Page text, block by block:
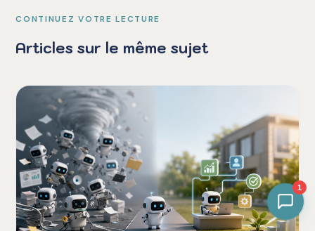
CONTINUEZ VOTRE LECTURE
Articles sur le même sujet
1